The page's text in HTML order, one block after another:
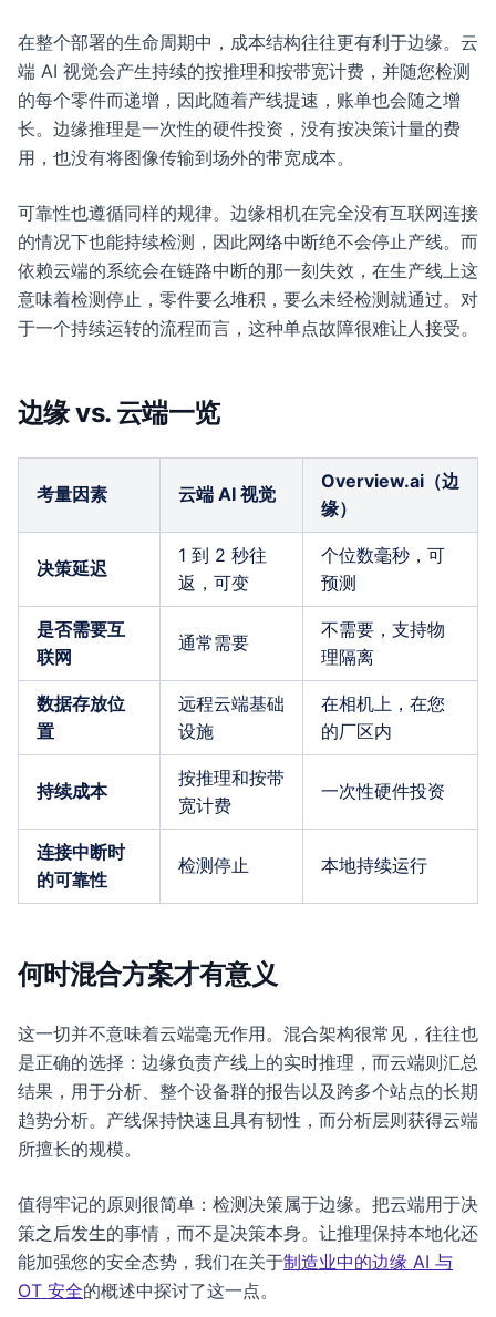
在整个部署的生命周期中，成本结构往往更有利于边缘。云
端 AI 视觉会产生持续的按推理和按带宽计费，并随您检测
的每个零件而递增，因此随着产线提速，账单也会随之增
长。边缘推理是一次性的硬件投资，没有按决策计量的费
用，也没有将图像传输到场外的带宽成本。
可靠性也遵循同样的规律。边缘相机在完全没有互联网连接
的情况下也能持续检测，因此网络中断绝不会停止产线。而
依赖云端的系统会在链路中断的那一刻失效，在生产线上这
意味着检测停止，零件要么堆积，要么未经检测就通过。对
于一个持续运转的流程而言，这种单点故障很难让人接受。
边缘 vs. 云端一览
考量因素 云端 AI 视觉
Overview.ai（边
缘）
决策延迟
1 到 2 秒往
返，可变
个位数毫秒，可
预测
是否需要互
联网
通常需要
不需要，支持物
理隔离
数据存放位
置
远程云端基础
设施
在相机上，在您
的厂区内
持续成本
按推理和按带
宽计费
一次性硬件投资
连接中断时
的可靠性
检测停止 本地持续运行
何时混合方案才有意义
这一切并不意味着云端毫无作用。混合架构很常见，往往也
是正确的选择：边缘负责产线上的实时推理，而云端则汇总
结果，用于分析、整个设备群的报告以及跨多个站点的长期
趋势分析。产线保持快速且具有韧性，而分析层则获得云端
所擅长的规模。
值得牢记的原则很简单：检测决策属于边缘。把云端用于决
策之后发生的事情，而不是决策本身。让推理保持本地化还
能加强您的安全态势，我们在关于制造业中的边缘 AI 与
OT 安全的概述中探讨了这一点。